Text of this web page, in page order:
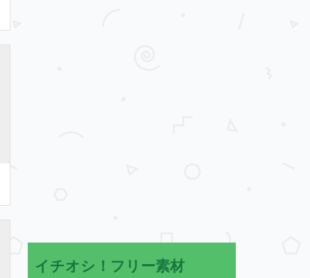
イチオシ！フリー素材